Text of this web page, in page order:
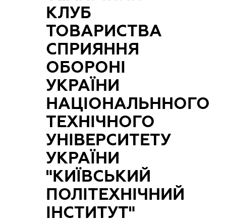
КЛУБ
ТОВАРИСТВА
СПРИЯННЯ
ОБОРОНІ
УКРАЇНИ
НАЦІОНАЛЬННОГО
ТЕХНІЧНОГО
УНІВЕРСИТЕТУ
УКРАЇНИ
"КИЇВСЬКИЙ
ПОЛІТЕХНІЧНИЙ
ІНСТИТУТ"